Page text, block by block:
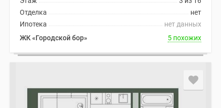
нет
Отделка
нет данных
Ипотека
ЖК «Городской бор»
5 похожих